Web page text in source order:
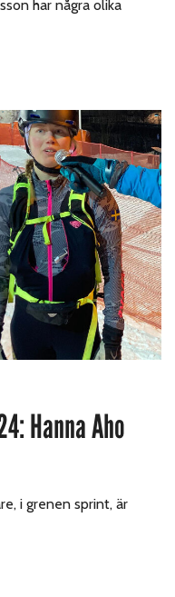
har några olika
Hanna Aho
i grenen sprint, är